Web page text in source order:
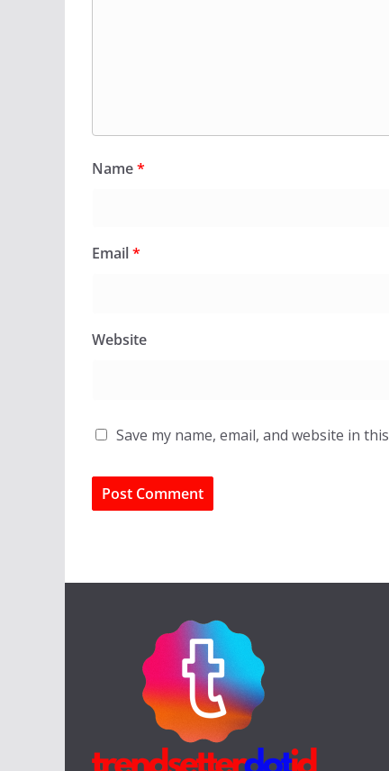
Name*
Email*
Website
Save my name, email, and website in